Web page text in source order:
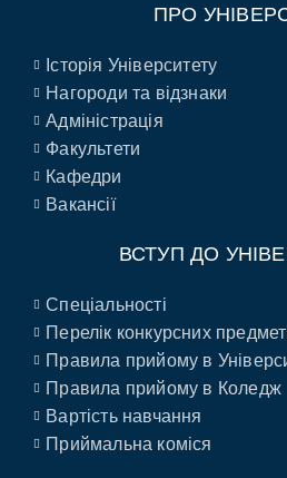
ПРО
Історія Університету
Нагороди та відзнаки
Адміністрація
Факультети
Кафедри
Вакансії
ВСТУП ДО
Спеціальності
Перелік конкурсних
Правила прийому в
Правила прийому в Коледж
Вартість навчання
Приймальна коміся